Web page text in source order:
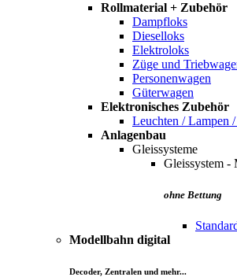
Rollmaterial + Zubehör
Dampfloks
Dieselloks
Elektroloks
Züge und
Personenwagen
Güterwagen
Elektronisches Zubehör
Leuchten / Lampen
Anlagenbau
Gleissysteme
Gleissystem -
ohne Bettung
Modellbahn digital
Decoder, Zentralen und mehr...